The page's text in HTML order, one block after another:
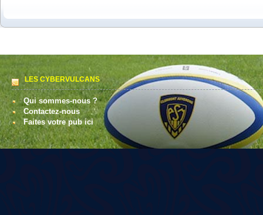
LES CYBERVULCANS
Qui sommes-nous ?
Contactez-nous
Faites votre pub ici